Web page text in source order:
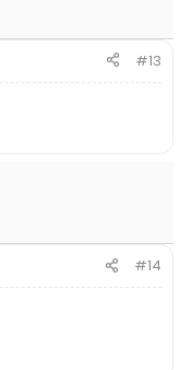
#13
#14